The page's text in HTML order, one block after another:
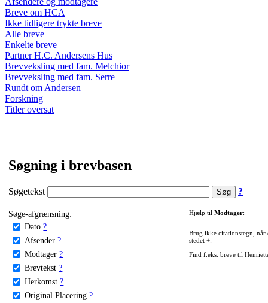
Breve om HCA
Ikke tidligere trykte breve
Alle breve
Enkelte breve
Partner H.C. Andersens Hus
Brevveksling med fam. Melchior
Brevveksling med fam. Serre
Rundt om Andersen
Forskning
Titler oversat
Søgning i brevbasen
Søgetekst ?
Søge-afgrænsning:
Dato ?
Afsender ?
Modtager ?
Brevtekst ?
Herkomst ?
Original Placering ?
Hjælp til Modtager:
Brug ikke citationstegn, når
stedet +:
Find f.eks. breve til